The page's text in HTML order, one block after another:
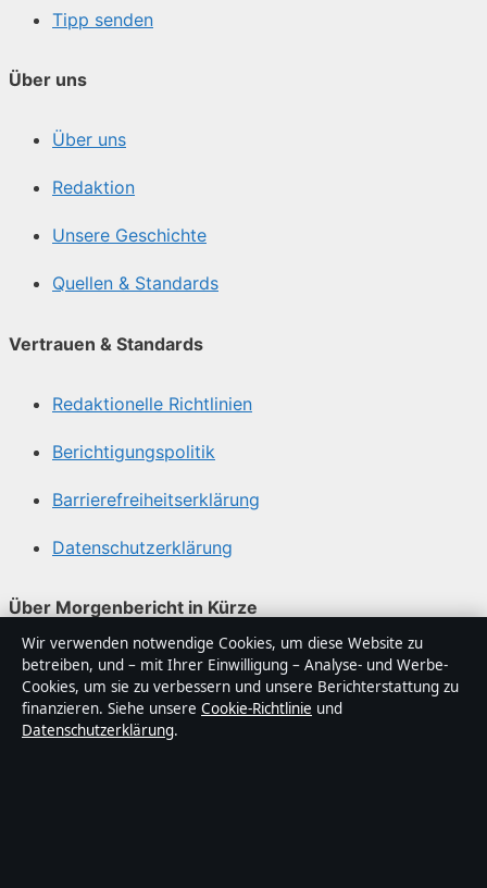
Tipp senden
Über uns
Über uns
Redaktion
Unsere Geschichte
Quellen & Standards
Vertrauen & Standards
Redaktionelle Richtlinien
Berichtigungspolitik
Barrierefreiheitserklärung
Datenschutzerklärung
Über Morgenbericht in Kürze
Morgenbericht ist ein unabhängiger digitaler
Nachrichtenanbieter mit Fokus auf Politik, Wirtschaft,
Technik und Gesellschaft in Deutschland. Jeder Artikel
trägt eine Byline, wird von einem Redakteur geprüft und
Wir verwenden notwendige Cookies, um diese Website zu
betreiben, und – mit Ihrer Einwilligung – Analyse- und Werbe-
Cookies, um sie zu verbessern und unsere Berichterstattung zu
finanzieren. Siehe unsere Cookie-Richtlinie und
Datenschutzerklärung.